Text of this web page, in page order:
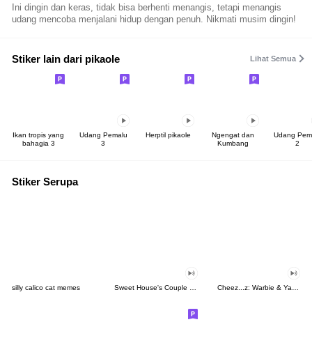
Ini dingin dan keras, tidak bisa berhenti menangis, tetapi menangis
udang mencoba menjalani hidup dengan penuh. Nikmati musim dingin!
Stiker lain dari pikaole Lihat Semua
Ikan tropis yang
bahagia 3
Udang Pemalu
3
Herptil pikaole
Ngengat dan
Kumbang
Udang
2
Stiker Serupa
silly calico cat memes Sweet House's Couple in Love Cheez...z: Warbie & Yama 3